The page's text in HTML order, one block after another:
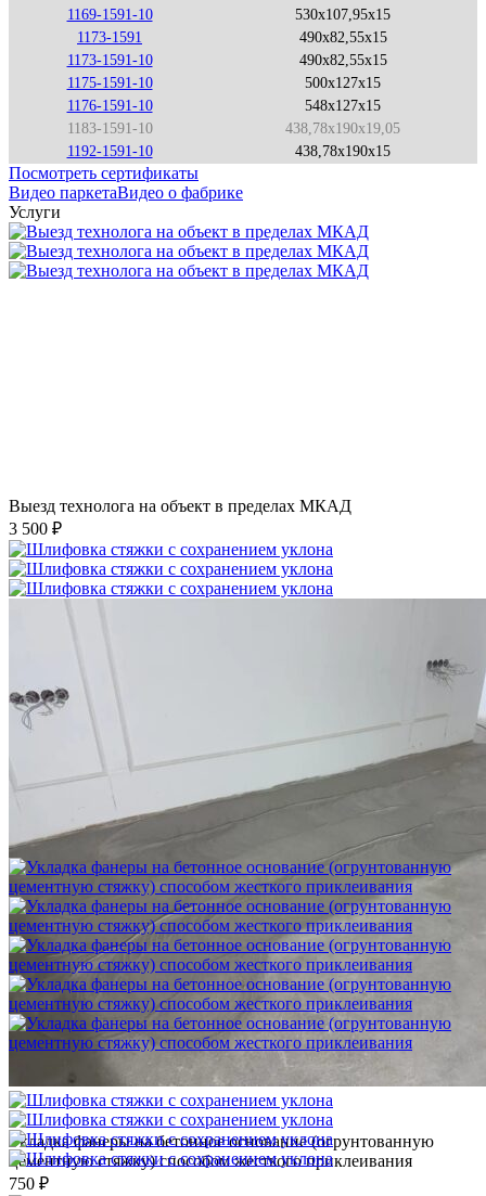
1169-1591-10
530x107,95x15
1173-1591
490x82,55x15
1173-1591-10
490x82,55x15
1175-1591-10
500x127x15
1176-1591-10
548x127x15
1183-1591-10
438,78x190x19,05
1192-1591-10
438,78x190x15
Посмотреть сертификаты
Видео паркетаВидео о фабрике
Услуги
Выезд технолога на объект в пределах МКАД
3 500 ₽
Шлифовка стяжки с сохранением уклона
1 500 ₽
Укладка фанеры на бетонное основание (огрунтованную
цементную стяжку) способом жесткого приклеивания
750 ₽